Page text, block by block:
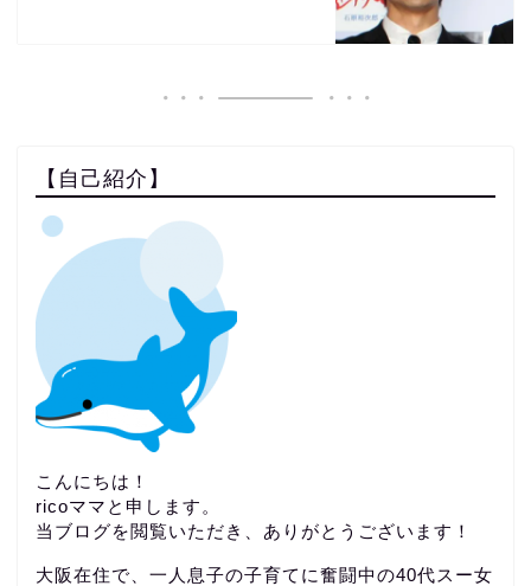
【自己紹介】
こんにちは！
ricoママと申します。
当ブログを閲覧いただき、ありがとうございます！
大阪在住で、一人息子の子育てに奮闘中の40代スー女